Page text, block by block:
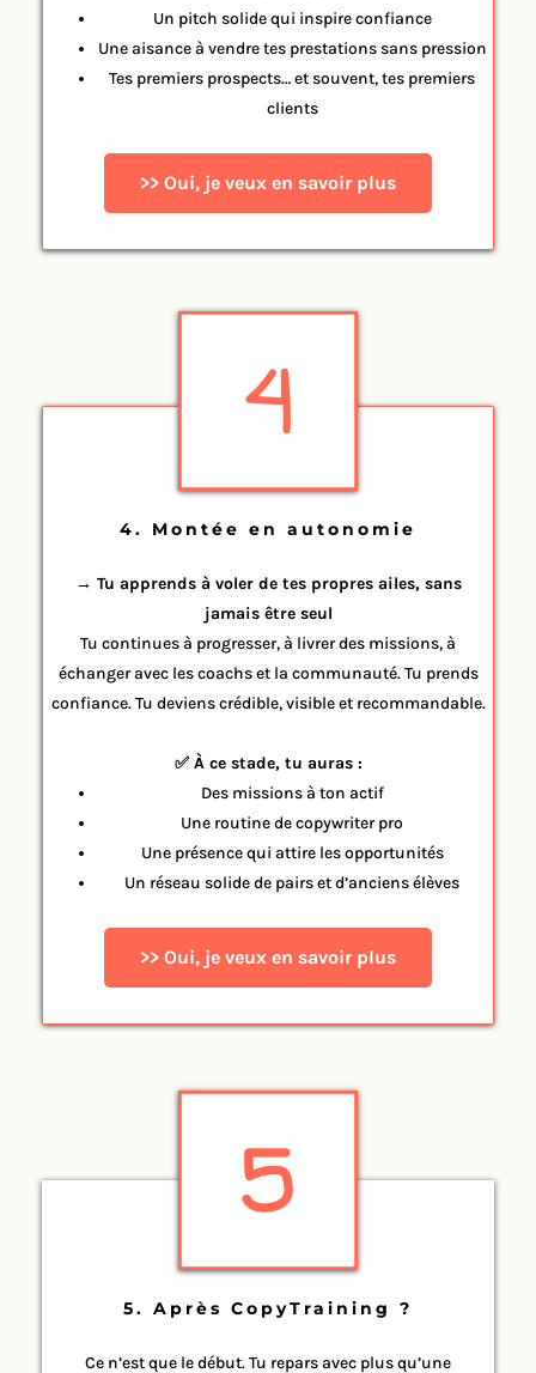
Un pitch solide qui inspire confiance
Une aisance à vendre tes prestations sans pression
Tes premiers prospects… et souvent, tes premiers
clients
>> Oui, je veux en savoir plus
4. Montée en autonomie
→ Tu apprends à voler de tes propres ailes, sans
jamais être seul
Tu continues à progresser, à livrer des missions, à
échanger avec les coachs et la communauté. Tu prends
confiance. Tu deviens crédible, visible et recommandable.
✅ À ce stade, tu auras :
Des missions à ton actif
Une routine de copywriter pro
Une présence qui attire les opportunités
Un réseau solide de pairs et d’anciens élèves
>> Oui, je veux en savoir plus
5. Après CopyTraining ?
Ce n’est que le début. Tu repars avec plus qu’une